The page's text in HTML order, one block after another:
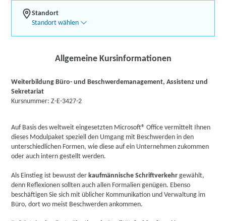
Standort
Standort wählen
Allgemeine Kursinformationen
Weiterbildung Büro- und Beschwerdemanagement, Assistenz und
Sekretariat
Kursnummer: Z-E-3427-2
Auf Basis des weltweit eingesetzten Microsoft® Office vermittelt Ihnen
dieses Modulpaket speziell den Umgang mit Beschwerden in den
unterschiedlichen Formen, wie diese auf ein Unternehmen zukommen
oder auch intern gestellt werden.
Als Einstieg ist bewusst derkaufmännische Schriftverkehr gewählt,
denn Reflexionen sollten auch allen Formalien genügen. Ebenso
beschäftigen Sie sich mit üblicher Kommunikation und Verwaltung im
Büro, dort wo meist Beschwerden ankommen.